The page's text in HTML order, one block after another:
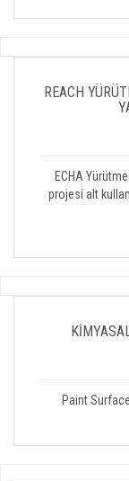
REACH
ECHA
projesi alt
Paint